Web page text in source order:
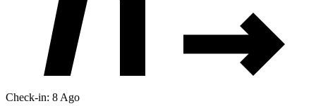
Check-in: 8 Ago